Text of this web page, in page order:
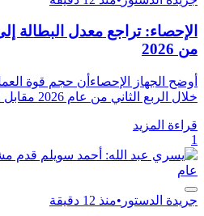
من 2026
خلال الربع الثاني من عام 2026 مقابل 35,412 مليون فرد ...
قراءة المزيد
1
عام
جريدة الدستور •منذ 12 دقيقة